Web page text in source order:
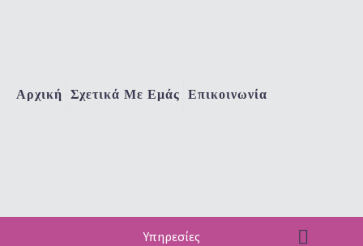
Αρχική Σχετικά Με Εμάς Επικοινωνία
Υπηρεσίες